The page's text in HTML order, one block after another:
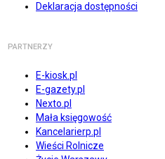
Deklaracja dostępności
PARTNERZY
E-kiosk.pl
E-gazety.pl
Nexto.pl
Mała księgowość
Kancelarierp.pl
Wieści Rolnicze